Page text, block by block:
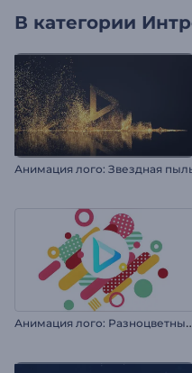
В категории
Анимация лого: Звездная
нимация